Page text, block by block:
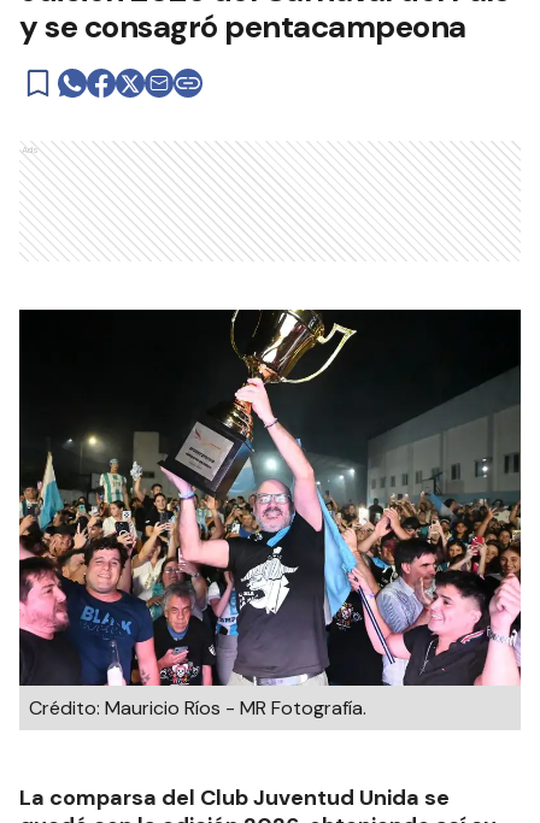
y se consagró pentacampeona
Ads
Crédito: Mauricio Ríos - MR Fotografía.
La comparsa del Club Juventud Unida se